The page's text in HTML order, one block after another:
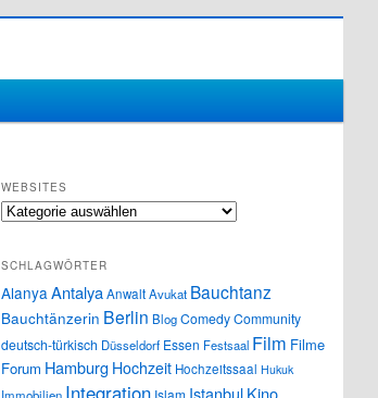
WEBSITES
Websites
SCHLAGWÖRTER
Alanya AntalyaAnwaltAvukat Bauchtanz
Bauchtänzerin Berlin BlogComedyCommunity
deutsch-türkisch Düsseldorf Essen Festsaal Film Filme
Forum Hamburg Hochzeit Hochzeitssaal Hukuk
Immobilien Integration Islam IstanbulKino